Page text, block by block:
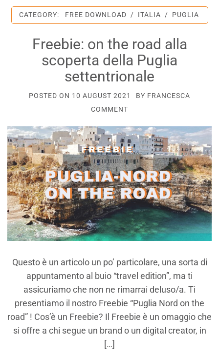
CATEGORY: FREE DOWNLOAD / ITALIA / PUGLIA
Freebie: on the road alla
scoperta della Puglia
settentrionale
POSTED ON 10 AUGUST 2021 BY FRANCESCA
COMMENT
Questo è un articolo un po’ particolare, una sorta di
appuntamento al buio “travel edition”, ma ti
assicuriamo che non ne rimarrai deluso/a. Ti
presentiamo il nostro Freebie “Puglia Nord on the
road” ! Cos’è un Freebie? Il Freebie è un omaggio che
si offre a chi segue un brand o un digital creator, in
[…]